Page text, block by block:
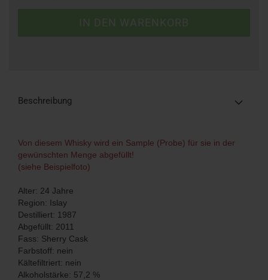
Beschreibung
Von diesem Whisky wird ein Sample (Probe) für sie in der
gewünschten Menge abgefüllt!
(siehe Beispielfoto)
Alter: 24 Jahre
Region: Islay
Destilliert: 1987
Abgefüllt: 2011
Fass: Sherry Cask
Farbstoff: nein
Kältefiltriert: nein
Alkoholstärke: 57,2 %